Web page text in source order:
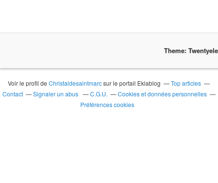
Theme:
Voir le profil deChristaldesaintmarcsur le portail Eklablog
Top articles
Contact
Signaler un abus C.G.U.
Cookies et données personnelles
Préférences cookies